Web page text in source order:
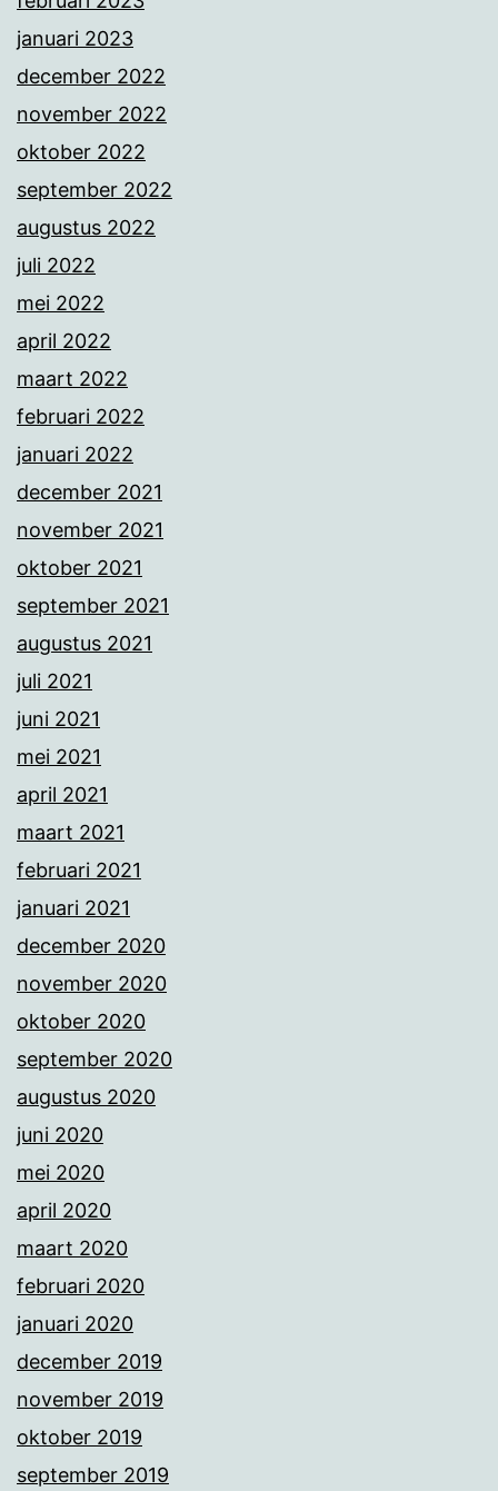
januari 2023
december 2022
november 2022
oktober 2022
september 2022
augustus 2022
juli 2022
mei 2022
april 2022
maart 2022
februari 2022
januari 2022
december 2021
november 2021
oktober 2021
september 2021
augustus 2021
juli 2021
juni 2021
mei 2021
april 2021
maart 2021
februari 2021
januari 2021
december 2020
november 2020
oktober 2020
september 2020
augustus 2020
juni 2020
mei 2020
april 2020
maart 2020
februari 2020
januari 2020
december 2019
november 2019
oktober 2019
september 2019